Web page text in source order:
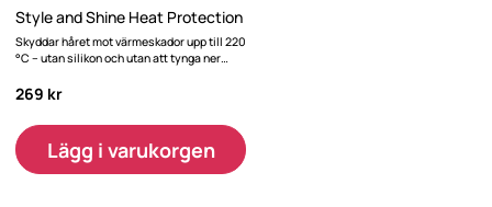
Style and Shine Heat Protection
Skyddar håret mot värmeskador upp till 220
°C – utan silikon och utan att tynga ner
269 kr
Lägg i varukorgen